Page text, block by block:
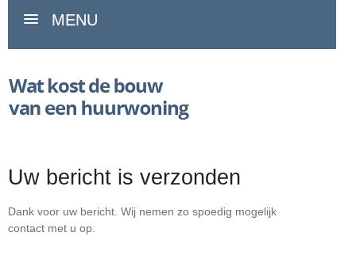
MENU
Uw bericht is verzonden
Dank voor uw bericht. Wij nemen zo spoedig mogelijk
contact met u op.